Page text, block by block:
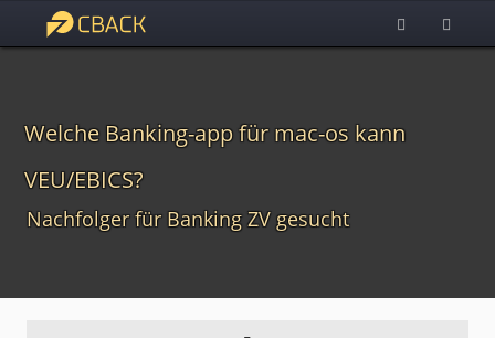
Welche Banking-app für mac-os kann
VEU/EBICS?
Nachfolger für Banking ZV gesucht